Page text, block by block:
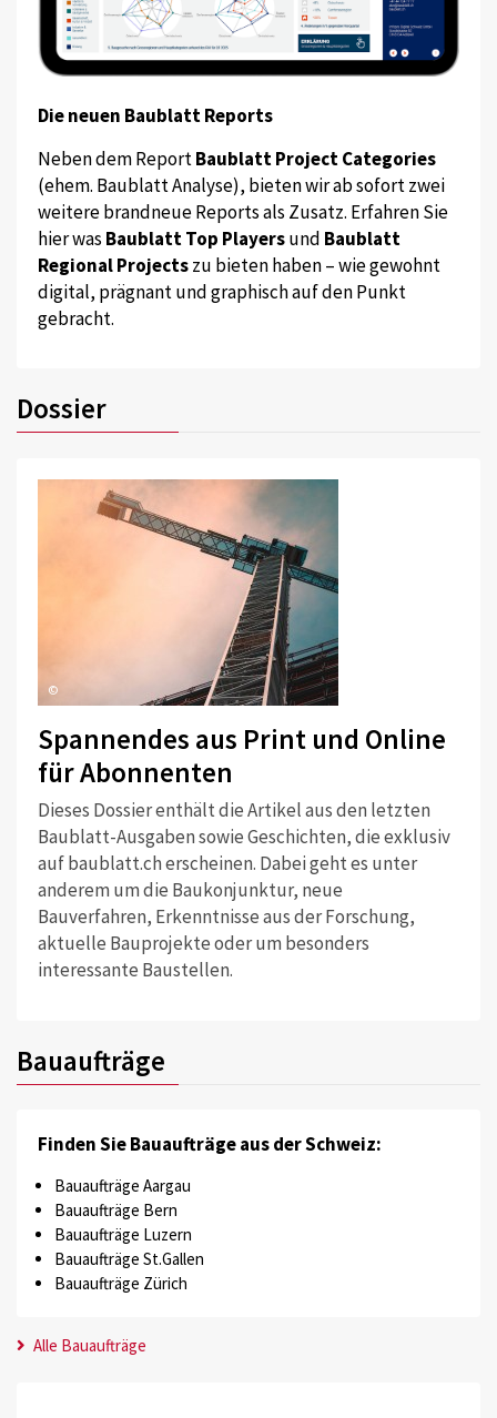
Die neuen Baublatt Reports
Neben dem ReportBaublatt Project Categories
(ehem. Baublatt Analyse), bieten wir ab sofort zwei
weitere brandneue Reports als Zusatz. Erfahren Sie
hier was Baublatt Top Playersund Baublatt
Regional Projectszu bieten haben – wie gewohnt
digital, prägnant und graphisch auf den Punkt
gebracht.
Dossier
©
Spannendes aus Print und Online
für Abonnenten
Dieses Dossier enthält die Artikel aus den letzten
Baublatt-Ausgaben sowie Geschichten, die exklusiv
auf baublatt.ch erscheinen. Dabei geht es unter
anderem um die Baukonjunktur, neue
Bauverfahren, Erkenntnisse aus der Forschung,
aktuelle Bauprojekte oder um besonders
interessante Baustellen.
Bauaufträge
Finden Sie Bauaufträge aus der Schweiz:
Bauaufträge Aargau
Bauaufträge Bern
Bauaufträge Luzern
Bauaufträge St.Gallen
Bauaufträge Zürich
Alle Bauaufträge